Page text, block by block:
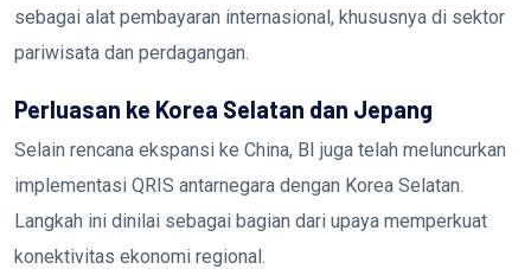
sebagai alat pembayaran internasional, khususnya di sektor
pariwisata dan perdagangan.
Perluasan ke Korea Selatan dan Jepang
Selain rencana ekspansi ke China, BI juga telah meluncurkan
implementasi QRIS antarnegara dengan Korea Selatan.
Langkah ini dinilai sebagai bagian dari upaya memperkuat
konektivitas ekonomi regional.